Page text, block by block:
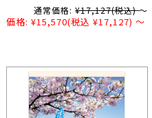
通常価格: ¥17,127(税込) ～
価格: ¥15,570(税込 ¥17,127) ～